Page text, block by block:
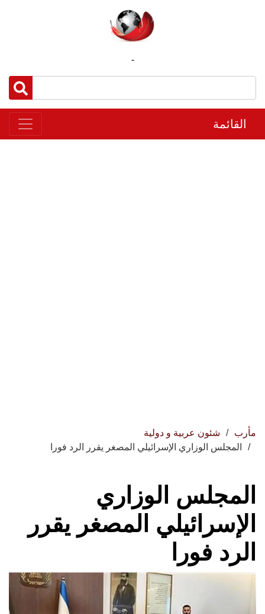
-
القائمة
مأرب
شئون عربية و دولية
المجلس الوزاري الإسرائيلي المصغر يقرر الرد فورا
المجلس الوزاري
الإسرائيلي المصغر يقرر
الرد فورا